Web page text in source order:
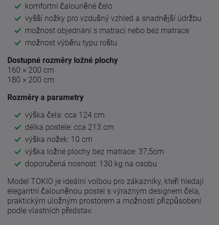
komfortní čalouněné čelo
vyšší nožky pro vzdušný vzhled a snadnější údržbu
možnost objednání s matrací nebo bez matrace
možnost výběru typu roštu
Dostupné rozměry ložné plochy
160 × 200 cm
180 × 200 cm
Rozměry a parametry
výška čela: cca 124 cm
délka postele: cca 213 cm
výška nožek: 10 cm
výška ložné plochy bez matrace: 37,5cm
doporučená nosnost: 130 kg na osobu
Model TOKIO je ideální volbou pro zákazníky, kteří hledají
elegantní čalouněnou postel s výrazným designem čela,
praktickým úložným prostorem a možností přizpůsobení
podle vlastních představ.